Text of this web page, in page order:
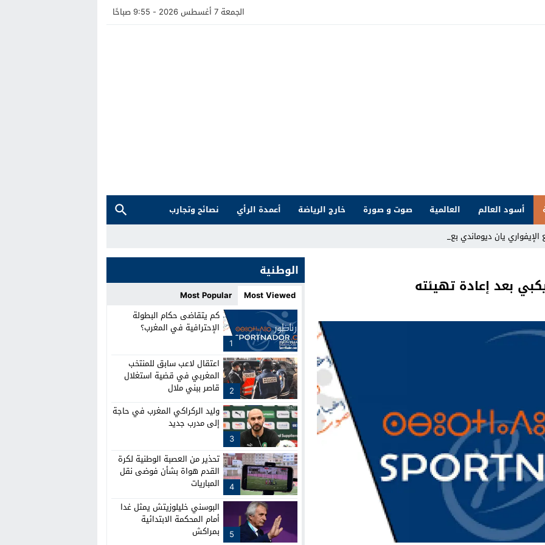
الجمعة 7 أغسطس 2026 - 9:55 صباحًا
أسود العالم العالمية صوت و صورة خارج الرياضة أعمدة الرأي
نصائح وتجارب
يان ديوماندي بعقد يمتد ح _
بعد إعادة تهيئته
الوطنية
Most Viewed
Most Popular
1
كم يتقاضى حكام البطولة
الإحترافية في المغرب؟
2
اعتقال لاعب سابق للمنتخب
المغربي في قضية استغلال
قاصر ببني ملال
3
وليد الركراكي المغرب في حاجة
إلى مدرب جديد
4
تحذير من العصبة الوطنية لكرة
القدم هواة بشأن فوضى نقل
المباريات
5
البوسني خليلوزيتش يمثل غدا
أمام المحكمة الابتدائية
بمراكش